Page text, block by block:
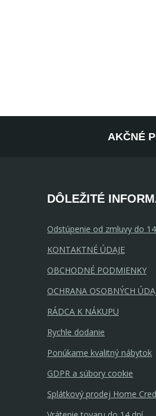
AKČNÉ
DÔLEŽITÉ
Odstúpenie od zmluvy do
KONTAKTNÉ ÚDAJE
OBCHODNÉ PODMIENKY
OCHRANA OSOBNÝCH
RÁDCA K NÁKUPU
Rychle dodanie
Ponúkame kvalitný nábytok
GDPR a súbory cookie
Splátkový prodej Home